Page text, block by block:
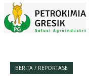
BERITA / REPORTASE